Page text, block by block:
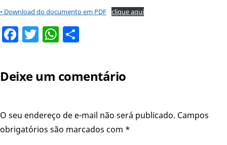
• Download do documento em PDF clique aqui
Facebook
TwitterWhatsApp
Deixe um comentário
O seu endereço de e-mail não será publicado. Campos
obrigatórios são marcados com *